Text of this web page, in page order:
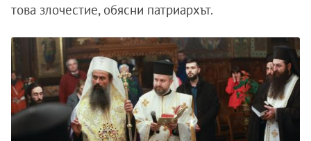
това злочестие, обясни патриархът.